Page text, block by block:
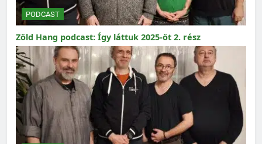
PODCAST
Zöld Hang podcast: Így láttuk 2025-öt 2. rész